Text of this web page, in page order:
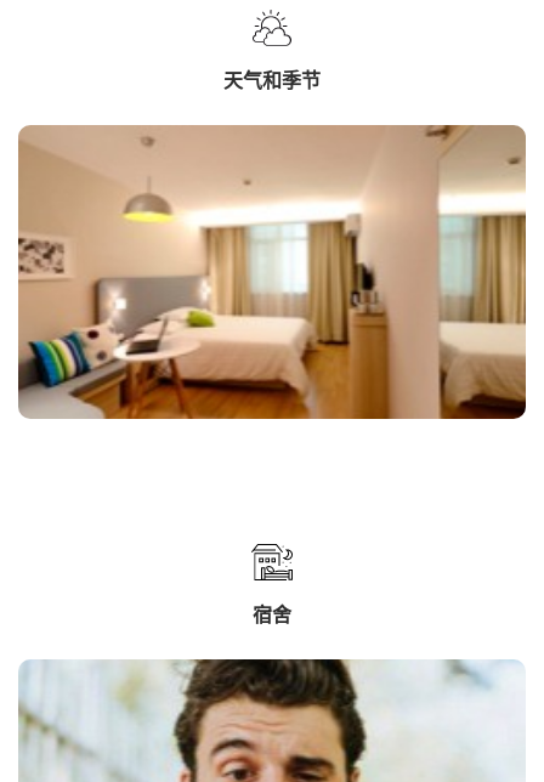
天气和季节
宿舍